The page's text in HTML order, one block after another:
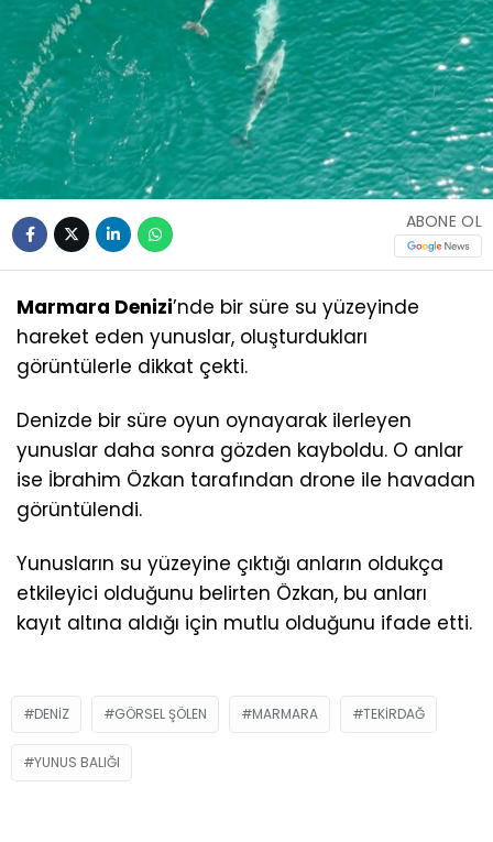
ABONE OL
Marmara Denizi’nde bir süre su yüzeyinde
hareket eden yunuslar, oluşturdukları
görüntülerle dikkat çekti.
Denizde bir süre oyun oynayarak ilerleyen
yunuslar daha sonra gözden kayboldu. O anlar
ise İbrahim Özkan tarafından drone ile havadan
görüntülendi.
Yunusların su yüzeyine çıktığı anların oldukça
etkileyici olduğunu belirten Özkan, bu anları
kayıt altına aldığı için mutlu olduğunu ifade etti.
DENIZ GÖRSEL ŞÖLEN MARMARA TEKIRDAĞ
YUNUS BALIĞI